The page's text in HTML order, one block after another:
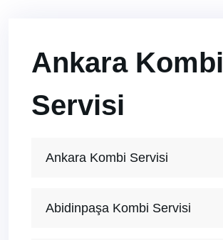
Ankara Kombi
Servisi
Ankara Kombi Servisi
Abidinpaşa Kombi Servisi